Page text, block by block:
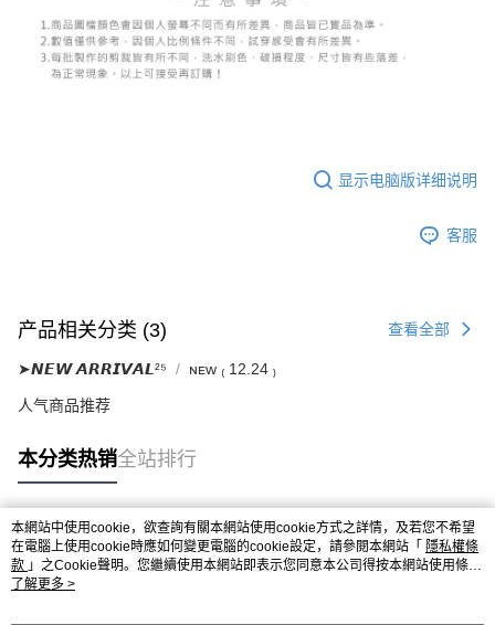
显示电脑版详细说明
客服
产品相关分类 (3) 查看全部
➤𝙉𝙀𝙒 𝘼𝙍𝙍𝙄𝙑𝘼𝙇²⁵ ɴᴇᴡ ₍ 12.24 ₎
人气商品推荐
本分类热销全站排行
热门标签
本網站中使用cookie，欲查詢有關本網站使用cookie方式之詳情，及若您不希望
在電腦上使用cookie時應如何變更電腦的cookie設定，請參閱本網站「 隱私權條
款 」之Cookie聲明。您繼續使用本網站即表示您同意本公司得按本網站使用條款
之Cookie聲明使用cookie。
了解更多 >